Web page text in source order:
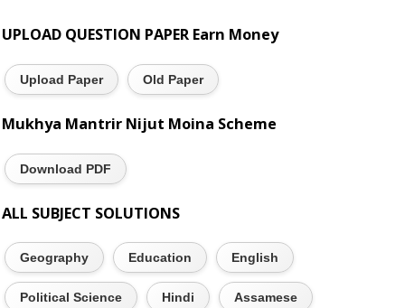
UPLOAD QUESTION PAPER Earn Money
Upload Paper Old Paper
Mukhya Mantrir Nijut Moina Scheme
Download PDF
ALL SUBJECT SOLUTIONS
Geography Education English
Political Science Hindi Assamese